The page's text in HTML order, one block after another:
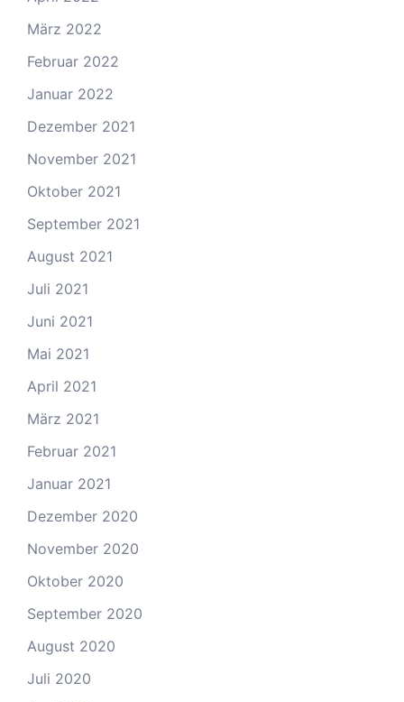
März 2022
Februar 2022
Januar 2022
Dezember 2021
November 2021
Oktober 2021
September 2021
August 2021
Juli 2021
Juni 2021
Mai 2021
April 2021
März 2021
Februar 2021
Januar 2021
Dezember 2020
November 2020
Oktober 2020
September 2020
August 2020
Juli 2020